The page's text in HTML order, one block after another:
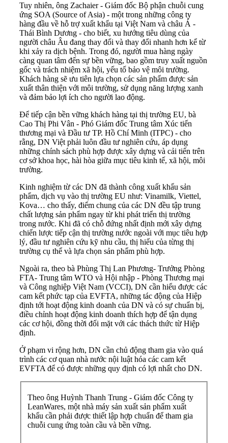
Tuy nhiên, ông Zachaier - Giám đốc Bộ phận chuỗi cung
ứng SOA (Source of Asia) - một trong những công ty
hàng đầu về hỗ trợ xuất khẩu tại Việt Nam và châu Á -
Thái Bình Dương - cho biết, xu hướng tiêu dùng của
người châu Âu đang thay đổi và thay đổi nhanh hơn kể từ
khi xảy ra dịch bệnh. Trong đó, người mua hàng ngày
càng quan tâm đến sự bền vững, bao gồm truy xuất nguồn
gốc và trách nhiệm xã hội, yếu tố bảo vệ môi trường.
Khách hàng sẽ ưu tiên lựa chọn các sản phẩm được sản
xuất thân thiện với môi trường, sử dụng năng lượng xanh
và đảm bảo lợi ích cho người lao động.
Để tiếp cận bền vững khách hàng tại thị trường EU, bà
Cao Thị Phi Vân - Phó Giám đốc Trung tâm Xúc tiến
thương mại và Đầu tư TP. Hồ Chí Minh (ITPC) - cho
rằng, DN Việt phải luôn đầu tư nghiên cứu, áp dụng
những chính sách phù hợp được xây dựng và cải tiến trên
cơ sở khoa học, hài hòa giữa mục tiêu kinh tế, xã hội, môi
trường.
Kinh nghiệm từ các DN đã thành công xuất khẩu sản
phẩm, dịch vụ vào thị trường EU như: Vinamilk, Viettel,
Kova… cho thấy, điểm chung của các DN đều tập trung
chất lượng sản phẩm ngay từ khi phát triển thị trường
trong nước. Khi đã có chỗ đứng nhất định mới xây dựng
chiến lược tiếp cận thị trường nước ngoài với mục tiêu hợp
lý, đầu tư nghiên cứu kỹ nhu cầu, thị hiếu của từng thị
trường cụ thể và lựa chọn sản phẩm phù hợp.
Ngoài ra, theo bà Phùng Thị Lan Phương- Trưởng Phòng
FTA- Trung tâm WTO và Hội nhập - Phòng Thương mại
và Công nghiệp Việt Nam (VCCI), DN cần hiểu được các
cam kết phức tạp của EVFTA, những tác động của Hiệp
định tới hoạt động kinh doanh của DN và có sự chuẩn bị,
điều chỉnh hoạt động kinh doanh thích hợp để tận dụng
các cơ hội, đồng thời đối mặt với các thách thức từ Hiệp
định.
Ở phạm vi rộng hơn, DN cần chủ động tham gia vào quá
trình các cơ quan nhà nước nội luật hóa các cam kết
EVFTA để có được những quy định có lợi nhất cho DN.
Theo ông Huỳnh Thanh Trung - Giám đốc Công ty
LeanWares, một nhà máy sản xuất sản phẩm xuất
khẩu cần phải được thiết lập hợp chuẩn để tham gia
chuỗi cung ứng toàn cầu và bền vững.